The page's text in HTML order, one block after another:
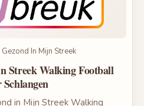
In Mijn Streek
Streek Walking Football
in Mijn Streek Walking